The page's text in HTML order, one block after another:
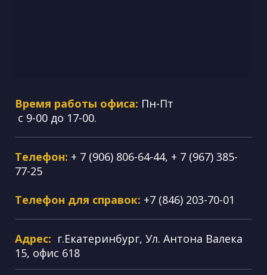
Время работы офиса: Пн-Пт
с 9-00 до 17-00.
Телефон: + 7 (906) 806-64-44, + 7 (967) 385-
77-25
Телефон для справок: +7 (846) 203-70-01
Адрес: г.Екатеринбург, Ул. Антона Валека
15, офис 618